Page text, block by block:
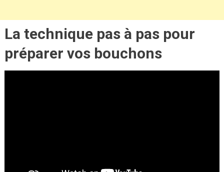
La technique pas à pas pour
préparer vos bouchons